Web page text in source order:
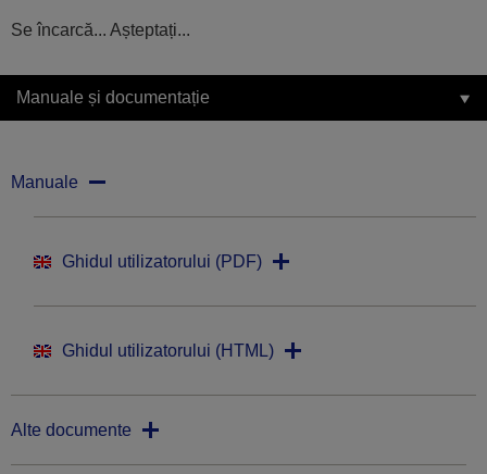
Se încarcă... Așteptați...
Manuale și documentație
Manuale
Ghidul utilizatorului (PDF)
Ghidul utilizatorului (HTML)
Alte documente